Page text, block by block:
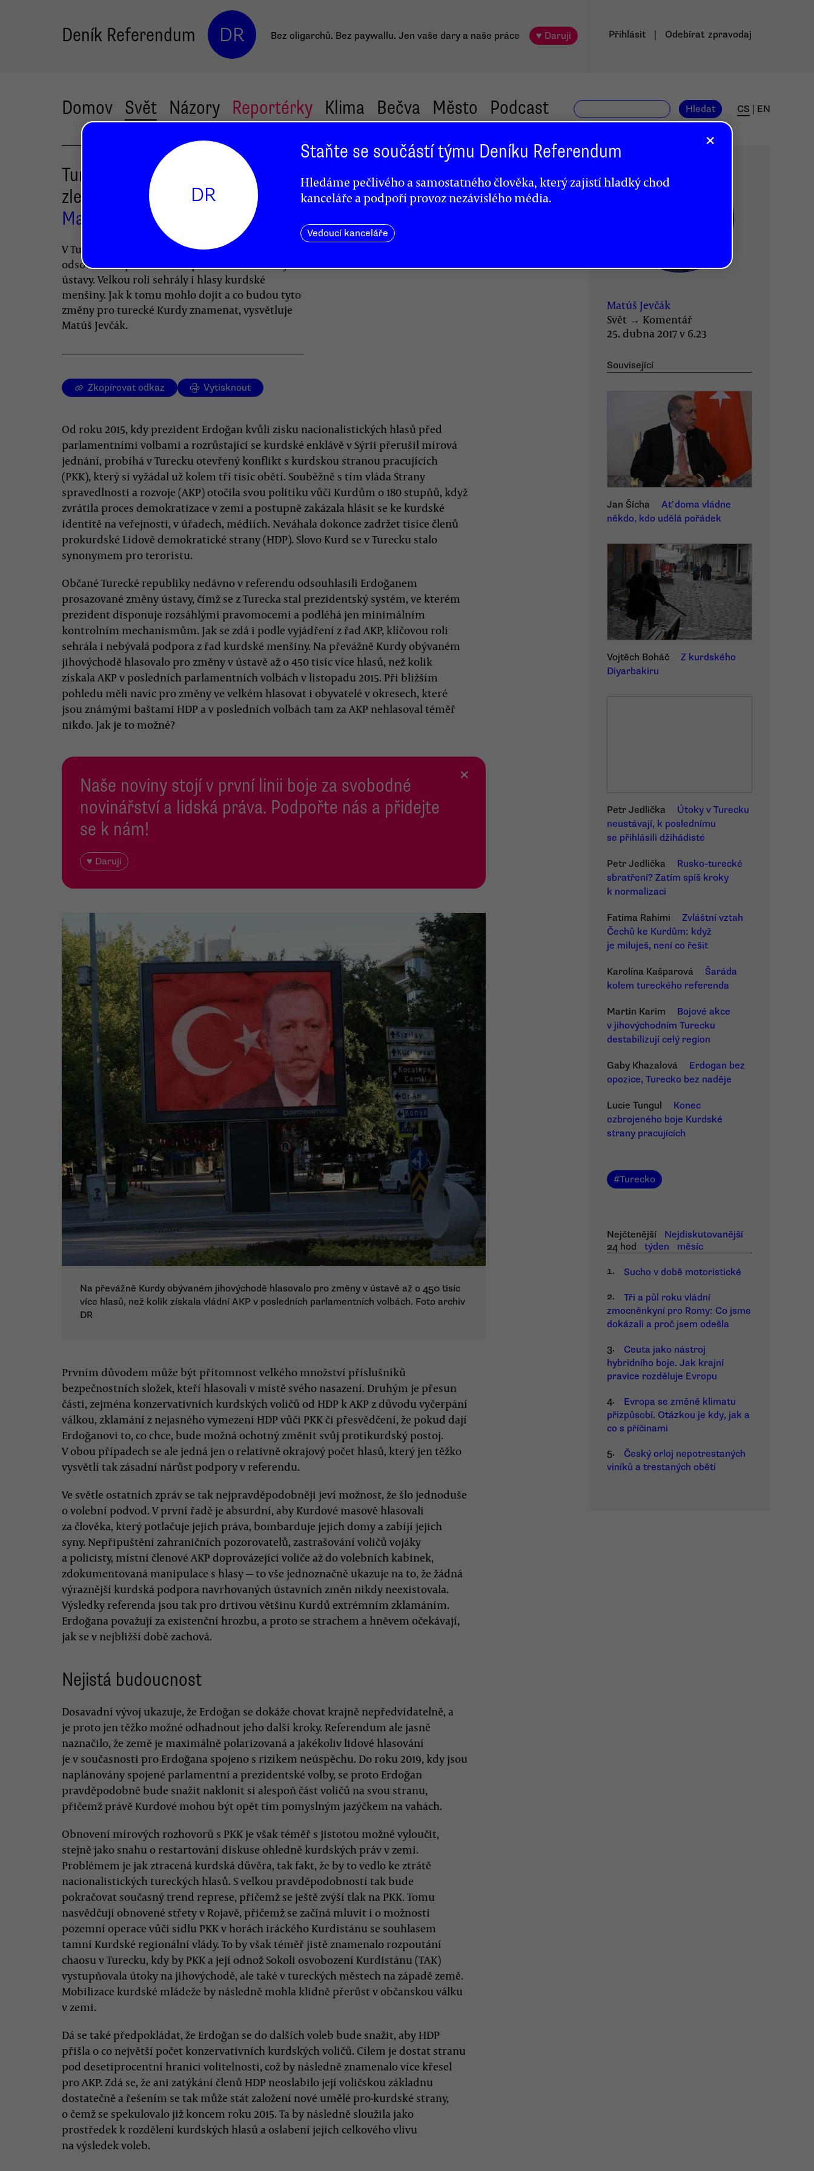
Deník Referendum DR Bez oligarchů. Bez paywallu. Jen vaše dary a naše práce ♥ Daruji Přihlásit Odebírat zpravodaj
Domov Svět Názory Reportérky Klima Bečva Město Podcast Hledat CS EN
Turecké referendum a Kurdové:
zlepšení v nedohlednu
Matúš Jevčák
V Turecku nedávno občané v referendu
odsouhlasili prezidentem prosazované změny
ústavy. Velkou roli sehrály i hlasy kurdské
menšiny. Jak k tomu mohlo dojít a co budou tyto
změny pro turecké Kurdy znamenat, vysvětluje
Matúš Jevčák.
Zkopírovat odkaz Vytisknout
Od roku 2015, kdy prezident Erdoğan kvůli zisku nacionalistických hlasů před
parlamentními volbami a rozrůstající se kurdské enklávě v Sýrii přerušil mírová
jednání, probíhá v Turecku otevřený konflikt s kurdskou stranou pracujících
(PKK), který si vyžádal už kolem tří tisíc obětí. Souběžně s tím vláda Strany
spravedlnosti a rozvoje (AKP) otočila svou politiku vůči Kurdům o 180 stupňů, když
zvrátila proces demokratizace v zemi a postupně zakázala hlásit se ke kurdské
identitě na veřejnosti, v úřadech, médiích. Neváhala dokonce zadržet tisíce členů
prokurdské Lidově demokratické strany (HDP). Slovo Kurd se v Turecku stalo
synonymem pro teroristu.
Občané Turecké republiky nedávno v referendu odsouhlasili Erdoğanem
prosazované změny ústavy, čímž se z Turecka stal prezidentský systém, ve kterém
prezident disponuje rozsáhlými pravomocemi a podléhá jen minimálním
kontrolním mechanismům. Jak se zdá i podle vyjádření z řad AKP, klíčovou roli
sehrála i nebývalá podpora z řad kurdské menšiny. Na převážně Kurdy obývaném
jihovýchodě hlasovalo pro změny v ústavě až o 450 tisíc více hlasů, než kolik
získala AKP v posledních parlamentních volbách v listopadu 2015. Při bližším
pohledu měli navíc pro změny ve velkém hlasovat i obyvatelé v okresech, které
jsou známými baštami HDP a v posledních volbách tam za AKP nehlasoval téměř
nikdo. Jak je to možné?
Naše noviny stojí v první linii boje za svobodné
novinářství a lidská práva. Podpořte nás a přidejte
se k nám!
♥ Daruji
×
Na převážně Kurdy obývaném jihovýchodě hlasovalo pro změny v ústavě až o 450 tisíc
více hlasů, než kolik získala vládní AKP v posledních parlamentních volbách. Foto archiv
DR
Prvním důvodem může být přítomnost velkého množství příslušníků
bezpečnostních složek, kteří hlasovali v místě svého nasazení. Druhým je přesun
části, zejména konzervativních kurdských voličů od HDP k AKP z důvodu vyčerpání
válkou, zklamání z nejasného vymezení HDP vůči PKK či přesvědčení, že pokud dají
Erdoğanovi to, co chce, bude možná ochotný změnit svůj protikurdský postoj.
V obou případech se ale jedná jen o relativně okrajový počet hlasů, který jen těžko
vysvětlí tak zásadní nárůst podpory v referendu.
Ve světle ostatních zpráv se tak nejpravděpodobněji jeví možnost, že šlo jednoduše
o volební podvod. V první řadě je absurdní, aby Kurdové masově hlasovali
za člověka, který potlačuje jejich práva, bombarduje jejich domy a zabíjí jejich
syny. Nepřipuštění zahraničních pozorovatelů, zastrašování voličů vojáky
a policisty, místní členové AKP doprovázející voliče až do volebních kabinek,
zdokumentovaná manipulace s hlasy — to vše jednoznačně ukazuje na to, že žádná
výraznější kurdská podpora navrhovaných ústavních změn nikdy neexistovala.
Výsledky referenda jsou tak pro drtivou většinu Kurdů extrémním zklamáním.
Erdoğana považují za existenční hrozbu, a proto se strachem a hněvem očekávají,
jak se v nejbližší době zachová.
Nejistá budoucnost
Dosavadní vývoj ukazuje, že Erdoğan se dokáže chovat krajně nepředvídatelně, a
je proto jen těžko možné odhadnout jeho další kroky. Referendum ale jasně
naznačilo, že země je maximálně polarizovaná a jakékoliv lidové hlasování
je v současnosti pro Erdoğana spojeno s rizikem neúspěchu. Do roku 2019, kdy jsou
naplánovány spojené parlamentní a prezidentské volby, se proto Erdoğan
pravděpodobně bude snažit naklonit si alespoň část voličů na svou stranu,
přičemž právě Kurdové mohou být opět tím pomyslným jazýčkem na vahách.
Obnovení mírových rozhovorů s PKK je však téměř s jistotou možné vyloučit,
stejně jako snahu o restartování diskuse ohledně kurdských práv v zemi.
Problémem je jak ztracená kurdská důvěra, tak fakt, že by to vedlo ke ztrátě
nacionalistických tureckých hlasů. S velkou pravděpodobností tak bude
pokračovat současný trend represe, přičemž se ještě zvýší tlak na PKK. Tomu
nasvědčují obnovené střety v Rojavě, přičemž se začíná mluvit i o možnosti
pozemní operace vůči sídlu PKK v horách iráckého Kurdistánu se souhlasem
tamní Kurdské regionální vlády. To by však téměř jistě znamenalo rozpoutání
chaosu v Turecku, kdy by PKK a její odnož Sokoli osvobození Kurdistánu (TAK)
vystupňovala útoky na jihovýchodě, ale také v tureckých městech na západě země.
Mobilizace kurdské mládeže by následně mohla klidně přerůst v občanskou válku
v zemi.
Dá se také předpokládat, že Erdoğan se do dalších voleb bude snažit, aby HDP
přišla o co největší počet konzervativních kurdských voličů. Cílem je dostat stranu
pod desetiprocentní hranici volitelnosti, což by následně znamenalo více křesel
pro AKP. Zdá se, že ani zatýkání členů HDP neoslabilo její voličskou základnu
dostatečně a řešením se tak může stát založení nové umělé pro-kurdské strany,
o čemž se spekulovalo již koncem roku 2015. Ta by následně sloužila jako
prostředek k rozdělení kurdských hlasů a oslabení jejich celkového vlivu
na výsledek voleb.
Matúš Jevčák
Svět → Komentář
25. dubna 2017 v 6.23
Související
Jan Šícha
Ať doma vládne
někdo, kdo udělá pořádek
Vojtěch Boháč
Z kurdského
Diyarbakiru
Petr Jedlička
Útoky v Turecku
neustávají, k poslednímu
se přihlásili džihádisté
Petr Jedlička
Rusko-turecké
sbratření? Zatím spíš kroky
k normalizaci
Fatima Rahimi
Zvláštní vztah
Čechů ke Kurdům: když
je miluješ, není co řešit
Karolína Kašparová
Šaráda
kolem tureckého referenda
Martin Karim
Bojové akce
v jihovýchodním Turecku
destabilizují celý region
Gaby Khazalová
Erdogan bez
opozice, Turecko bez naděje
Lucie Tungul
Konec
ozbrojeného boje Kurdské
strany pracujících
#Turecko
Nejčtenější
Nejdiskutovanější
24 hod
týden
měsíc
1.
Sucho v době motoristické
2.
Tři a půl roku vládní
zmocněnkyní pro Romy: Co jsme
dokázali a proč jsem odešla
3.
Ceuta jako nástroj
hybridního boje. Jak krajní
pravice rozděluje Evropu
4.
Evropa se změně klimatu
přizpůsobí. Otázkou je kdy, jak a
co s příčinami
5.
Český orloj nepotrestaných
viníků a trestaných obětí
×
DR
Staňte se součástí týmu Deníku Referendum
Hledáme pečlivého a samostatného člověka, který zajistí hladký chod
kanceláře a podpoří provoz nezávislého média.
Vedoucí kanceláře